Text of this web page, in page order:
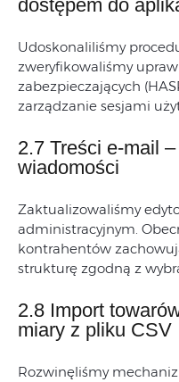
dostępem do
Udoskonaliliśmy
zweryfikowaliśmy
zabezpieczających
zarządzanie sesjami
2.7 Treści e-mail
wiadomości
Zaktualizowaliśmy
administracyjnym.
kontrahentów
strukturę zgodną z
2.8 Import
miary z pliku CSV
Rozwinęliśmy